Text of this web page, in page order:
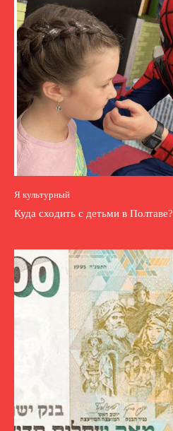
Я культурный
Куда сходить с детьми в Полтаве?